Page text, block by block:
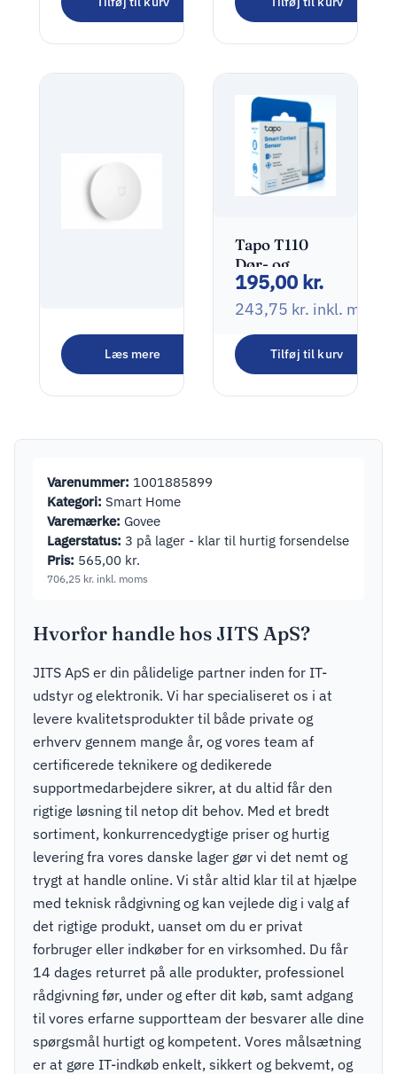
Xiaomi Mi
Wireless
Kontakt Hvid
175,00kr.
218,75kr.inkl. moms
Læs mere
Tapo T110
Dør- og
vinduessensor
Hvid
195,00 kr.
243,75 kr. inkl. moms
Tilføj til kurv
Varenummer: 1001885899
Kategori: Smart Home
Varemærke: Govee
Lagerstatus: 3 på lager - klar til hurtig forsendelse
Pris: 565,00 kr.
706,25 kr. inkl. moms
Hvorfor handle hos JITS ApS?
JITS ApS er din pålidelige partner inden for IT-
udstyr og elektronik. Vi har specialiseret os i at
levere kvalitetsprodukter til både private og
erhverv gennem mange år, og vores team af
certificerede teknikere og dedikerede
supportmedarbejdere sikrer, at du altid får den
rigtige løsning til netop dit behov. Med et bredt
sortiment, konkurrencedygtige priser og hurtig
levering fra vores danske lager gør vi det nemt og
trygt at handle online. Vi står altid klar til at hjælpe
med teknisk rådgivning og kan vejlede dig i valg af
det rigtige produkt, uanset om du er privat
forbruger eller indkøber for en virksomhed. Du får
14 dages returret på alle produkter, professionel
rådgivning før, under og efter dit køb, samt adgang
til vores erfarne supportteam der besvarer alle dine
spørgsmål hurtigt og kompetent. Vores målsætning
er at gøre IT-indkøb enkelt, sikkert og bekvemt, og